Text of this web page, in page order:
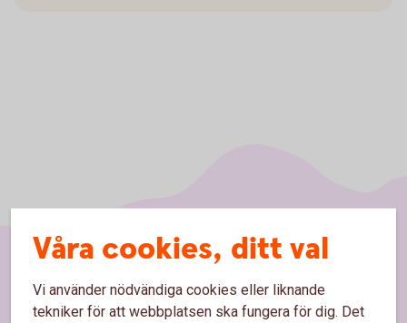
Våra cookies, ditt val
Vi använder nödvändiga cookies eller liknande
tekniker för att webbplatsen ska fungera för dig. Det
Sidfot
Hitta snabbt